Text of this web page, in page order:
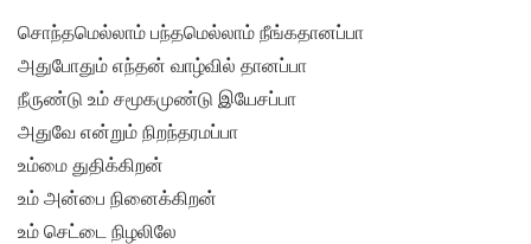
சொந்தமெல்லாம் பந்தமெல்லாம் நீங்கதானப்பா
அதுபோதும் எந்தன் வாழ்வில் தானப்பா
நீருண்டு உம் சமூகமுண்டு இயேசப்பா
அதுவே என்றும் நிறந்தரமப்பா
உம்மை துதிக்கிறன்
உம் அன்பை நினைக்கிறன்
உம் செட்டை நிழலிலே